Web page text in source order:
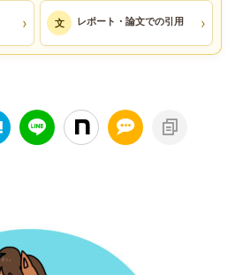
› 文 レポート・論文での引用 ›